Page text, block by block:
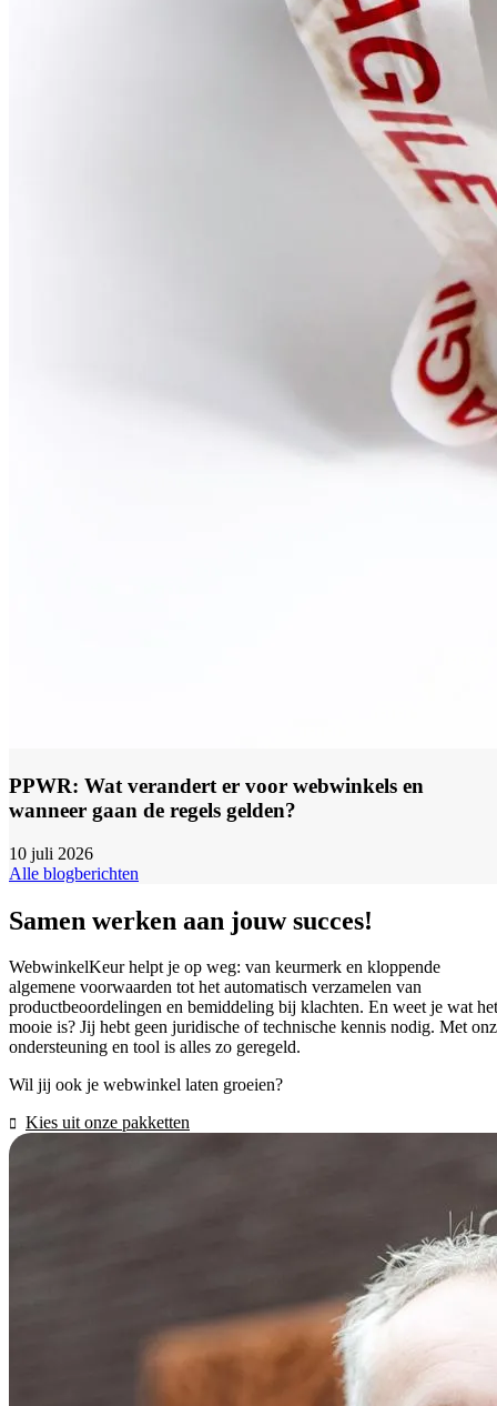
PPWR: Wat verandert er voor webwinkels en
wanneer gaan de regels gelden?
10 juli 2026
Alle blogberichten
Samen werken aan jouw succes!
WebwinkelKeur helpt je op weg: van keurmerk en kloppende
algemene voorwaarden tot het automatisch verzamelen van
productbeoordelingen en bemiddeling bij klachten. En weet je wat het
mooie is? Jij hebt geen juridische of technische kennis nodig. Met
ondersteuning en tool is alles zo geregeld.
Wil jij ook je webwinkel laten groeien?
Kies uit onze pakketten